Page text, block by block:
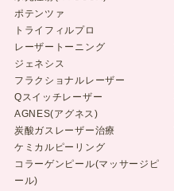
ポテンツァ
トライフィルプロ
レーザートーニング
ジェネシス
フラクショナルレーザー
Qスイッチレーザー
AGNES(アグネス)
炭酸ガスレーザー治療
ケミカルピーリング
コラーゲンピール(マッサージピ
ール)